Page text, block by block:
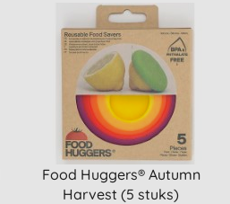
Food Huggers® Autumn
Harvest (5 stuks)